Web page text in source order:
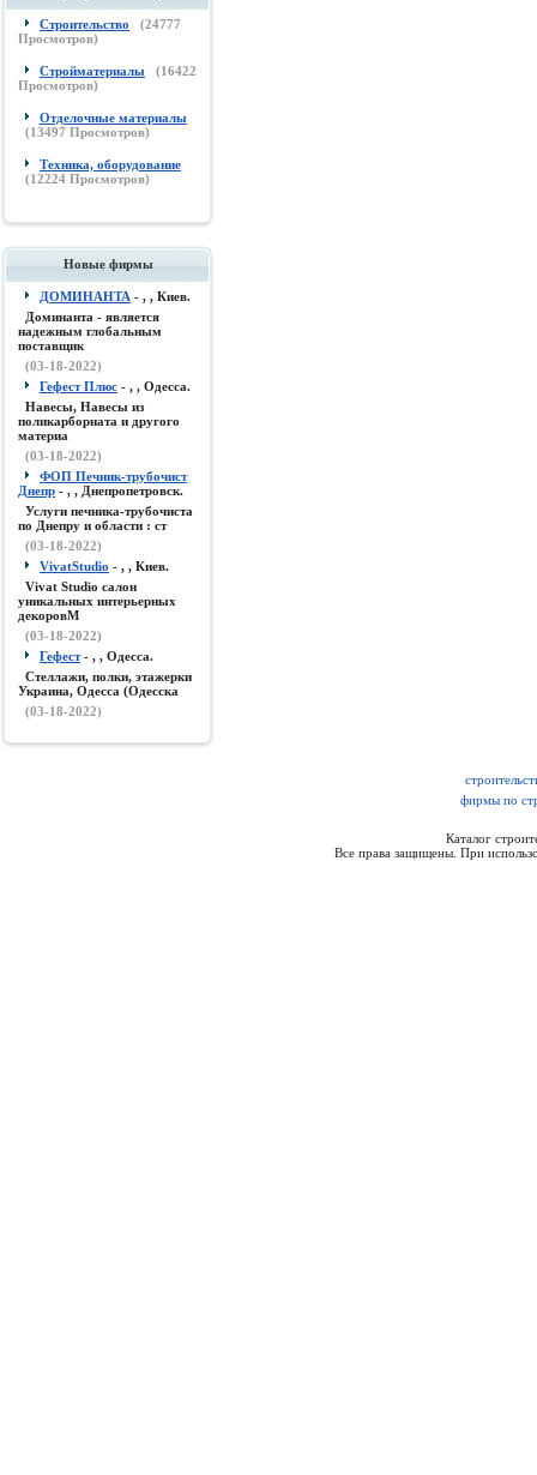
Строительство (24777
Просмотров)
Стройматериалы (16422
Просмотров)
Отделочные материалы
(13497 Просмотров)
Техника, оборудование
(12224 Просмотров)
Новые фирмы
ДОМИНАНТА - , , Киев.
Доминанта - является
надежным глобальным
поставщик
(03-18-2022)
Гефест Плюс - , , Одесса.
Навесы, Навесы из
поликарборната и другого
материа
(03-18-2022)
ФОП Печник-трубочист
Днепр - , , Днепропетровск.
Услуги печника-трубочиста
по Днепру и области : ст
(03-18-2022)
VivatStudio - , , Киев.
Vivat Studio салон
уникальных интерьерных
декоровМ
(03-18-2022)
Гефест- , , Одесса.
Стеллажи, полки, этажерки
Украина, Одесса (Одесска
(03-18-2022)
фирмы по
Каталог
Все права защищены. При